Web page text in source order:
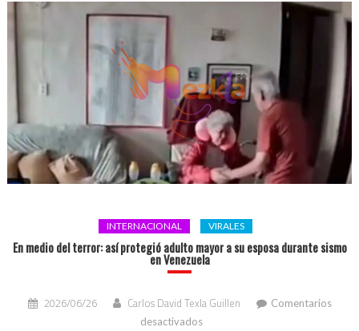
INTERNACIONAL VIRALES
En medio del terror: así protegió adulto mayor a su esposa durante sismo
en Venezuela
2026/06/26 Carlos David Texla Guillen
Comentarios
desactivados